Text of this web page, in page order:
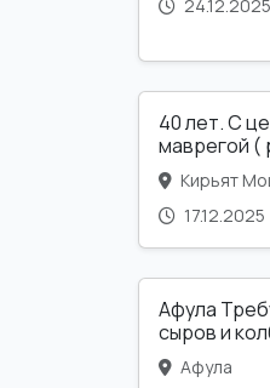
24.12.2025
40 лет. С
маврегой (
Кирьят
17.12.2025
Афула
сыров и
Афула